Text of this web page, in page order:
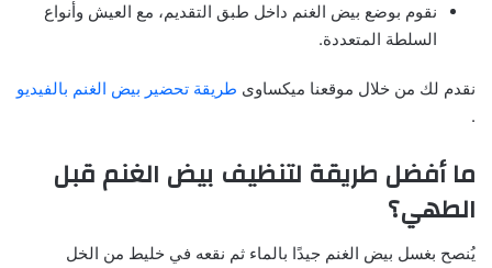
نقوم بوضع بيض الغنم داخل طبق التقديم، مع العيش وأنواع
السلطة المتعددة.
نقدم لك من خلال موقعنا ميكساوى طريقة تحضير بيض الغنم بالفيديو
.
ما أفضل طريقة لتنظيف بيض الغنم قبل
الطهي؟
يُنصح بغسل بيض الغنم جيدًا بالماء ثم نقعه في خليط من الخل